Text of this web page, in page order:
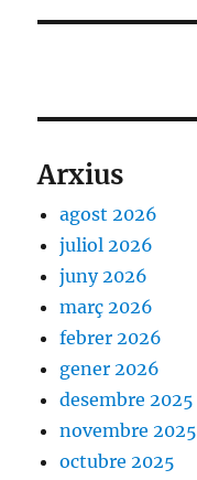
Arxius
agost 2026
juliol 2026
juny 2026
març 2026
febrer 2026
gener 2026
desembre 2025
novembre 2025
octubre 2025